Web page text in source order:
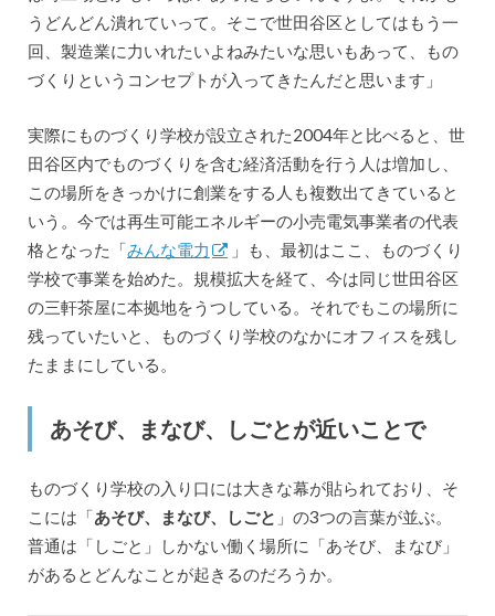
うどんどん潰れていって。そこで世田谷区としてはもう一
回、製造業に力いれたいよねみたいな思いもあって、もの
づくりというコンセプトが入ってきたんだと思います」
実際にものづくり学校が設立された2004年と比べると、世
田谷区内でものづくりを含む経済活動を行う人は増加し、
この場所をきっかけに創業をする人も複数出てきていると
いう。今では再生可能エネルギーの小売電気事業者の代表
格となった「みんな電力
」も、最初はここ、ものづくり
学校で事業を始めた。規模拡大を経て、今は同じ世田谷区
の三軒茶屋に本拠地をうつしている。それでもこの場所に
残っていたいと、ものづくり学校のなかにオフィスを残し
たままにしている。
あそび、まなび、しごとが近いことで
ものづくり学校の入り口には大きな幕が貼られており、そ
こには「あそび、まなび、しごと 」の3つの言葉が並ぶ。
普通は「しごと」しかない働く場所に「あそび、まなび」
があるとどんなことが起きるのだろうか。